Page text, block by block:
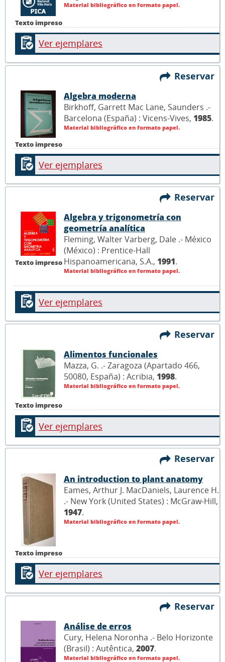
Texto impreso
Material bibliográfico en formato papel.
Ver ejemplares
Reservar
Texto impreso
Algebra moderna
Birkhoff, Garrett Mac Lane, Saunders .-
Barcelona (España) : Vicens-Vives, 1985.
Material bibliográfico en formato papel.
Ver ejemplares
Reservar
Texto impreso
Algebra y trigonometría con
geometría analítica
Fleming, Walter Varberg, Dale .- México
(México) : Prentice-Hall
Hispanoamericana, S.A., 1991.
Material bibliográfico en formato papel.
Ver ejemplares
Reservar
Texto impreso
Alimentos funcionales
Mazza, G. .- Zaragoza (Apartado 466,
50080, España) : Acribia, 1998.
Material bibliográfico en formato papel.
Ver ejemplares
Reservar
Texto impreso
An introduction to plant anatomy
Eames, Arthur J. MacDaniels, Laurence H.
.- New York (United States) : McGraw-Hill,
1947.
Material bibliográfico en formato papel.
Ver ejemplares
Reservar
Análise de erros
Cury, Helena Noronha .- Belo Horizonte
(Brasil) : Autêntica, 2007.
Material bibliográfico en formato papel.